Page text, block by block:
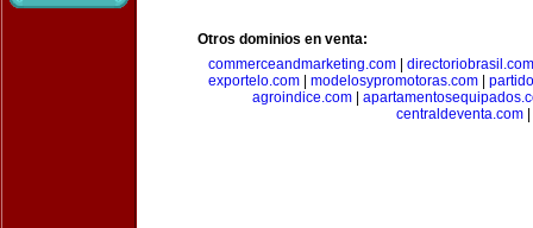
Otros dominios en venta:
commerceandmarketing.com| directoriobrasil.com
exportelo.com
modelosypromotoras.com
agroindice.com
centraldeventa.com|